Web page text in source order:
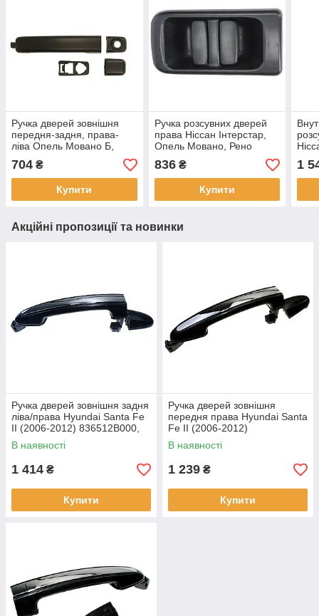
Ручка дверей зовнішня
передня-задня, права-
ліва Опель Мовано Б,
704 ₴
Купити
Ручка розсувних дверей
права Ніссан Інтерстар,
Опель Мовано, Рено
836₴
Купити
1
Акційні пропозиції та новинки
Ручка дверей зовнішня задня
ліва/права Hyundai Santa Fe
II (2006-2012) 836512B000,
836612B000
В наявності
1 414 ₴
Купити
Ручка дверей зовнішня
передня права Hyundai Santa
Fe II (2006-2012)
826612B000
В наявності
1 239 ₴
Купити